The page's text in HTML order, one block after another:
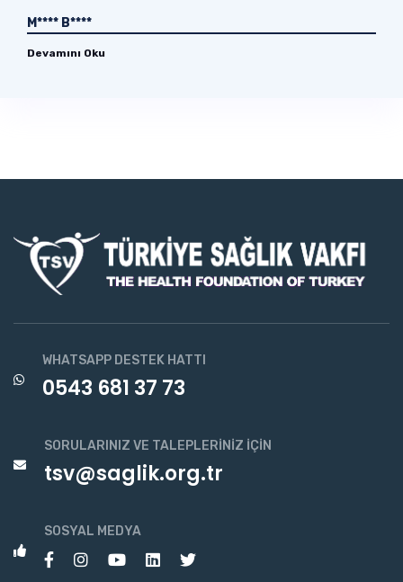
M**** B****
Devamını Oku
WHATSAPP DESTEK HATTI
0543 681 37 73
SORULARINIZ VE TALEPLERINIZ İÇIN
tsv@saglik.org.tr
SOSYAL MEDYA